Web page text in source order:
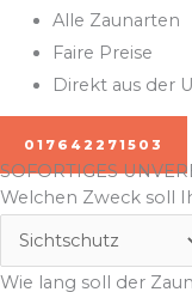
Alle Zaunarten
Faire Preise
Direkt aus der
017642271503
SOFORTIGES
Welchen Zweck soll
Wie lang soll der